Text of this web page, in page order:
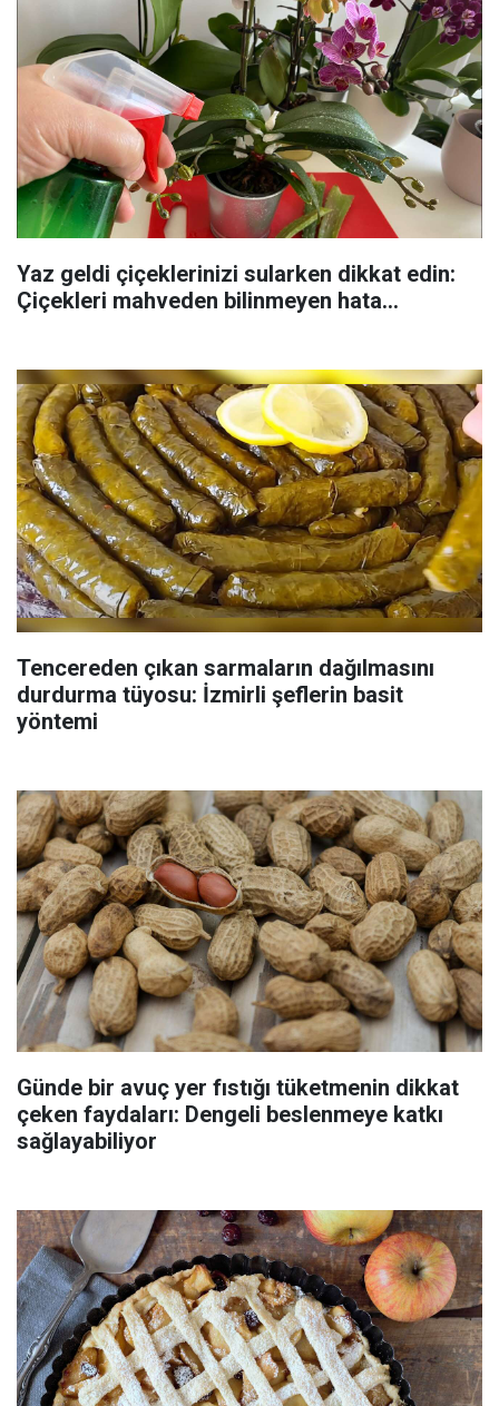
Yaz geldi çiçeklerinizi sularken dikkat edin:
Çiçekleri mahveden bilinmeyen hata...
Tencereden çıkan sarmaların dağılmasını
durdurma tüyosu: İzmirli şeflerin basit
yöntemi
Günde bir avuç yer fıstığı tüketmenin dikkat
çeken faydaları: Dengeli beslenmeye katkı
sağlayabiliyor